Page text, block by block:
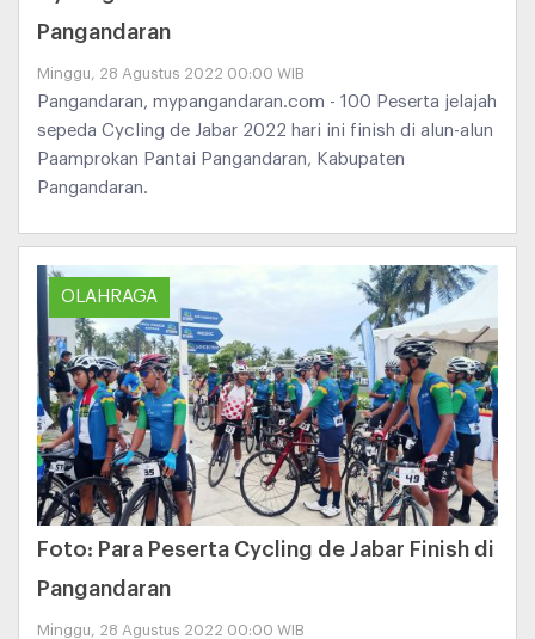
Pangandaran
Minggu, 28 Agustus 2022 00:00 WIB
Pangandaran, mypangandaran.com - 100 Peserta jelajah
sepeda Cycling de Jabar 2022 hari ini finish di alun-alun
Paamprokan Pantai Pangandaran, Kabupaten
Pangandaran.
OLAHRAGA
Foto: Para Peserta Cycling de Jabar Finish di
Pangandaran
Minggu, 28 Agustus 2022 00:00 WIB